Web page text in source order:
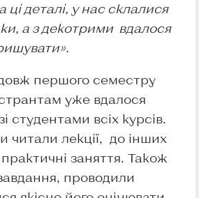
деталі, у нас склалися
а з декотрими вдалося
першого семестру
уже вдалося
студентами всіх курсів.
читали лекції, до інших
заняття. Також
проводили